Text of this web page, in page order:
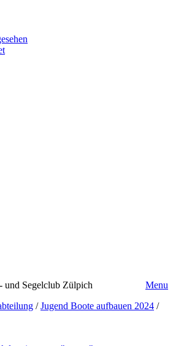
und Segelclub Zülpich
Menu
/Jugend Boote aufbauen 2024 /